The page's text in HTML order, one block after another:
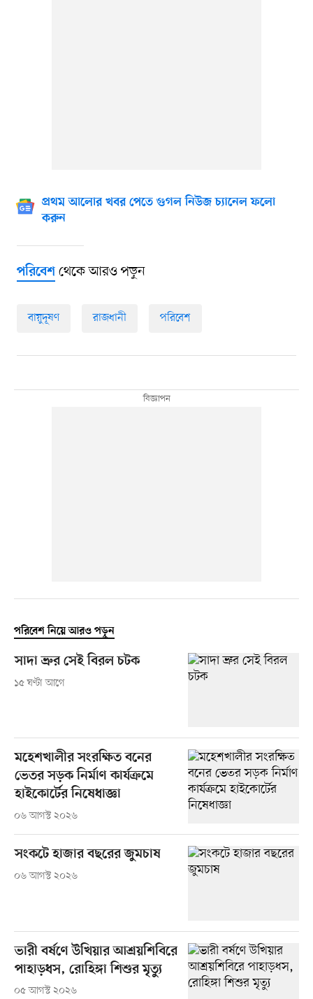
প্রথম আলোর খবর পেতে গুগল নিউজ চ্যানেল ফলো
করুন
পরিবেশথেকে আরও পড়ুন
বায়ুদূষণ রাজধানী পরিবেশ
পরিবেশ নিয়ে আরও পড়ুন
সাদা ভ্রুর সেই বিরল চটক
১৫ ঘণ্টা আগে
মহেশখালীর সংরক্ষিত বনের
ভেতর সড়ক নির্মাণ কার্যক্রমে
হাইকোর্টের নিষেধাজ্ঞা
০৬ আগস্ট ২০২৬
সংকটে হাজার বছরের জুমচাষ
০৬ আগস্ট ২০২৬
ভারী বর্ষণে উখিয়ার আশ্রয়শিবিরে
পাহাড়ধস, রোহিঙ্গা শিশুর মৃত্যু
০৫ আগস্ট ২০২৬